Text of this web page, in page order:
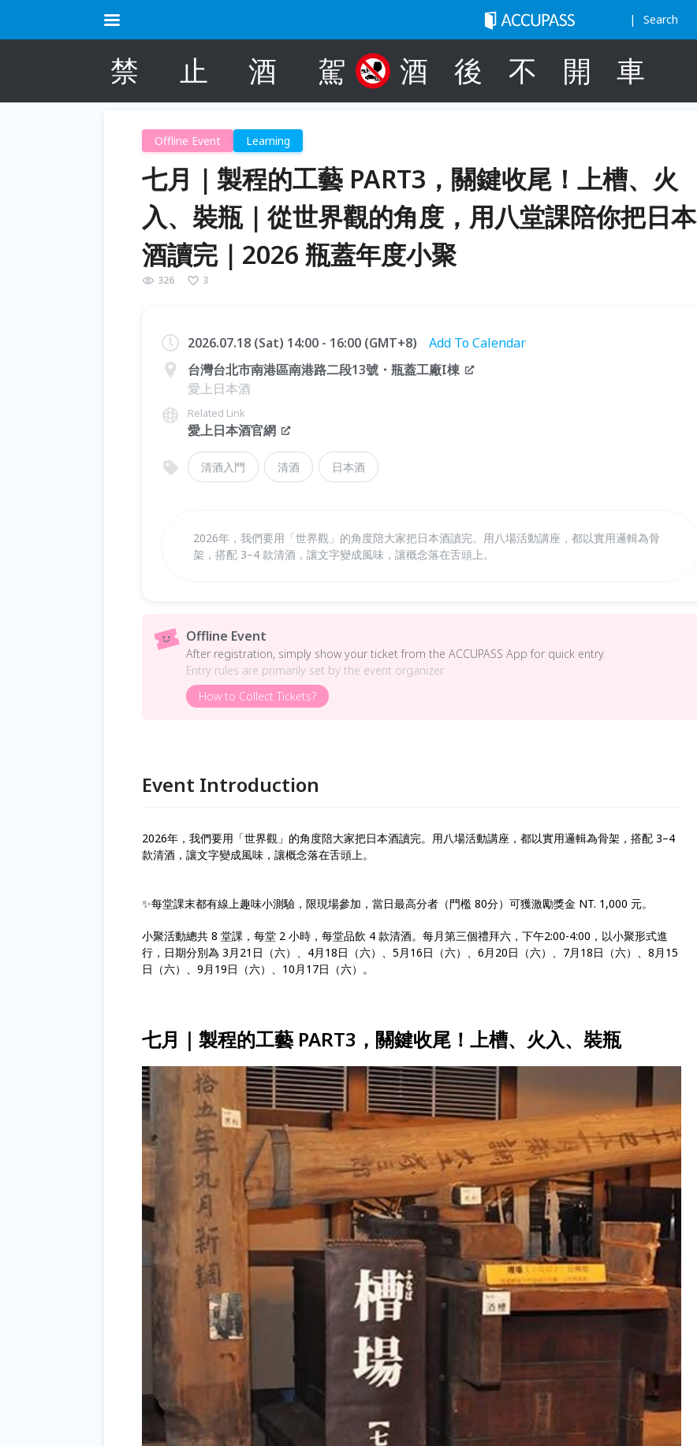
Search
禁 止 酒 駕 酒 後 不 開 車
Offline Event Learning
七月｜製程的工藝 PART3，關鍵收尾！上槽、火
入、裝瓶｜從世界觀的角度，用八堂課陪你把日本
酒讀完｜2026 瓶蓋年度小聚
326 3
2026.07.18 (Sat) 14:00 - 16:00 (GMT+8)
Add To Calendar
台灣台北市南港區南港路二段13號・瓶蓋工廠I棟
愛上日本酒
Related Link
愛上日本酒官網
清酒入門 清酒 日本酒
2026年，我們要用「世界觀」的角度陪大家把日本酒讀完。用八場活動講座，都以實用邏輯為骨
架，搭配 3–4 款清酒，讓文字變成風味，讓概念落在舌頭上。
Offline Event
After registration, simply show your ticket from the ACCUPASS App for quick entry.
Entry rules are primarily set by the event organizer.
How to Collect Tickets?
Event Introduction
2026年，我們要用「世界觀」的角度陪大家把日本酒讀完。用八場活動講座，都以實用邏輯為骨架，搭配 3–4
款清酒，讓文字變成風味，讓概念落在舌頭上。
✨每堂課末都有線上趣味小測驗，限現場參加，當日最高分者（門檻 80分）可獲激勵獎金 NT. 1,000 元。
小聚活動總共 8 堂課，每堂 2 小時，每堂品飲 4 款清酒。每月第三個禮拜六，下午2:00-4:00，以小聚形式進
行，日期分別為 3月21日（六）、4月18日（六）、5月16日（六）、6月20日（六）、7月18日（六）、8月15
日（六）、9月19日（六）、10月17日（六）。
七月｜製程的工藝 PART3，關鍵收尾！上槽、火入、裝瓶